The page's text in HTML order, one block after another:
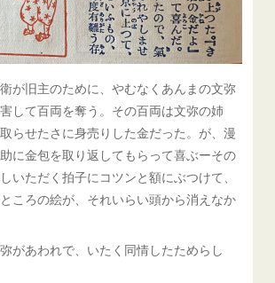
衛が旧主のために、やむなくあんまの文弥
して百両を奪う。その百両は文弥の姉
らせたさに身売りした金だった。が、漫
に金包を取り返してもらって喜ぶーその
いただく拍子にコツンと額にぶつけて、
ころの絵が、それいらい頭から消えなか
があわれで、いたく同情したためらし